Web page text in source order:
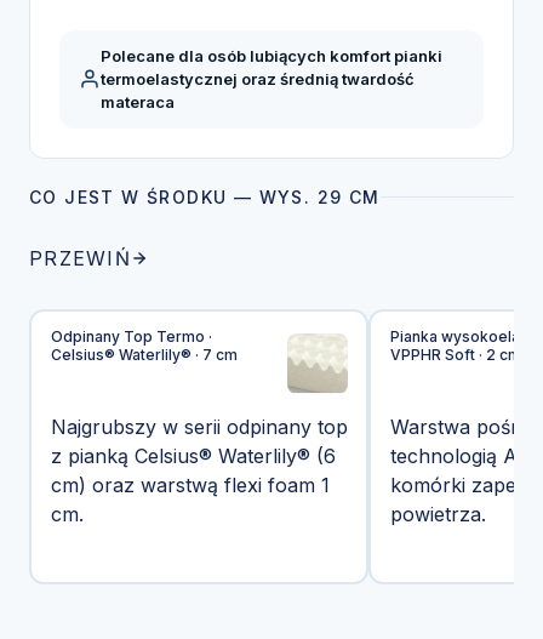
Polecane dla osób lubiących komfort pianki
termoelastycznej oraz średnią twardość
materaca
CO JEST W ŚRODKU — WYS. 29 CM
PRZEWIŃ
Odpinany Top Termo ·
Celsius® Waterlily® · 7 cm
Najgrubszy w serii odpinany top
z pianką Celsius® Waterlily® (6
cm) oraz warstwą flexi foam 1
cm.
Pianka
VPPHR Soft · 2 cm
Warstwa
technologią
komórki
powietrza.